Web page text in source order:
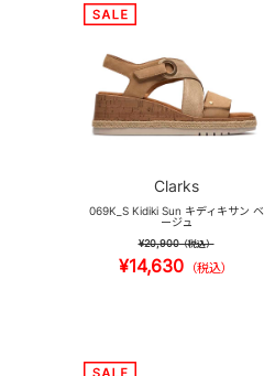
Clarks
069K_S Kidiki Sun キディキサン ベ
ージュ
¥20,900（税込）
¥14,630 （税込）